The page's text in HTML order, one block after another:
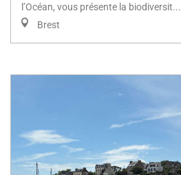
l’Océan, vous présente la biodiversit...
Brest